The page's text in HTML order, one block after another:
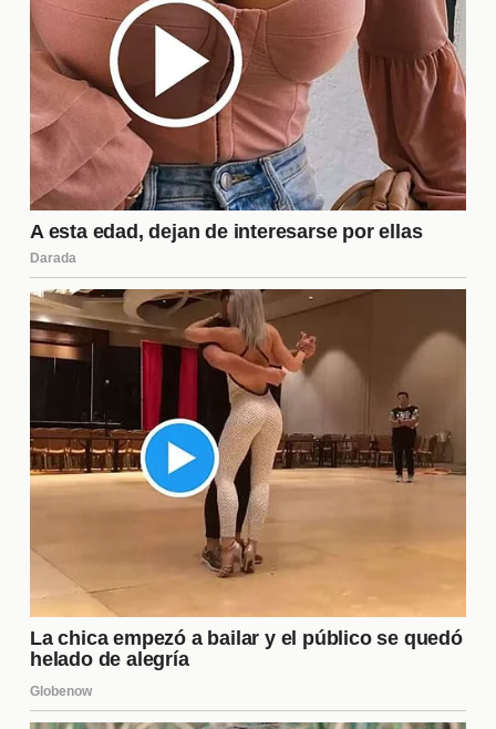
su conexión emocional con Tigres.